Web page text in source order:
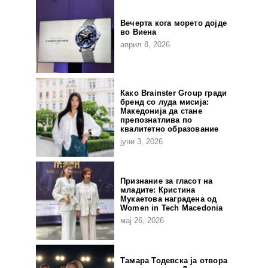
Вечерта кога морето дојде
во Виена
април 8, 2026
Како Brainster Group гради
бренд со луда мисија:
Македонија да стане
препознатлива по
квалитетно образование
јуни 3, 2026
Признание за гласот на
младите: Кристина
Мукаетова наградена од
Women in Tech Macedonia
мај 26, 2026
Тамара Тодевска ја отвора